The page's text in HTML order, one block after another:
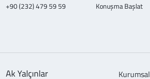
+90 (232) 479 59 59 Konuşma Başlat
Ak Yalçınlar Kurumsal